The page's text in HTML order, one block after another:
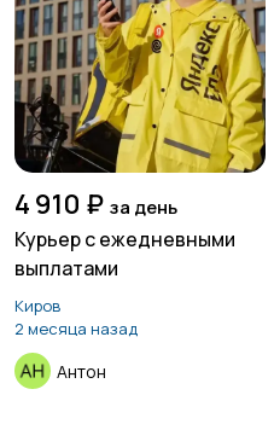
4 910 ₽ за день
Курьер с ежедневными
выплатами
Киров
2 месяца назад
Антон